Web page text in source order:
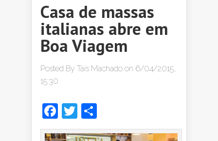
Casa de massas
italianas abre em
Boa Viagem
Posted By Taís Machado on 6/04/2015,
15:30
Facebook
Twitter